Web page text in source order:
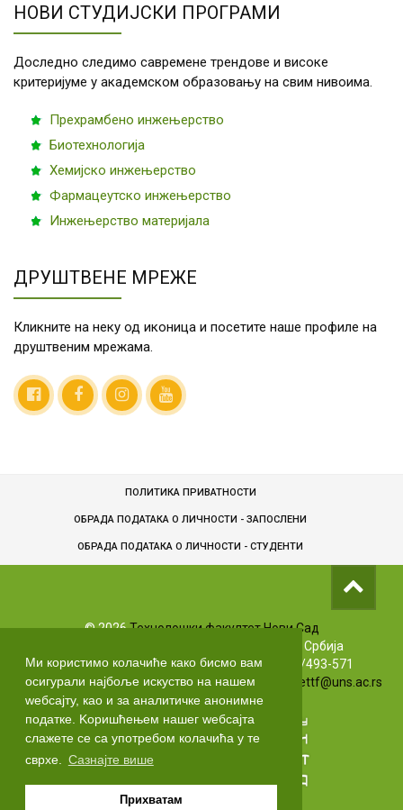
Ми користимо колачиће како бисмо вам
осигурали најбоље искуство на нашем
wебсајту, као и за аналитичке анонимне
податке. Kоришћењем нашег wебсајта
слажете се са употребом колачића у те
сврхе.
Сазнајте више
Прихватам
НОВИ СТУДИЈСКИ ПРОГРАМИ
Доследно следимо савремене трендове и високе
критеријуме у академском образовању на свим нивоима.
Прехрамбено инжењерство
Биотехнологија
Хемијско инжењерство
Фармацеутско инжењерство
Инжењерство материјала
ДРУШТВЕНЕ МРЕЖЕ
Кликните на неку од иконица и посетите наше профиле на
друштвеним мрежама.
ПОЛИТИКА ПРИВАТНОСТИ
ОБРАДА ПОДАТАКА О ЛИЧНОСТИ - ЗАПОСЛЕНИ
ОБРАДA ПОДАТАКА О ЛИЧНОСТИ - СТУДЕНТИ
©2026Технолошки факултет Нови Сад
Булевар цара Лазара 1, 21102 Нови Сад, Србија
Info телефони: +381 (0)21/485-3619 | (0)63/493-571
Маркетинг: +381 (0)21/485-3606 | Е-маил:
markettf@uns.ac.rs